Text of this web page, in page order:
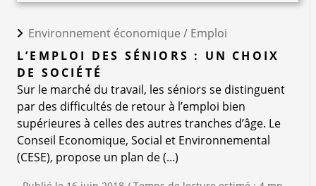
Environnement économique / Emploi
L’EMPLOI DES SÉNIORS : UN CHOIX
DE SOCIÉTÉ
Sur le marché du travail, les séniors se distinguent
par des difficultés de retour à l’emploi bien
supérieures à celles des autres tranches d’âge. Le
Conseil Economique, Social et Environnemental
(CESE), propose un plan de (...)